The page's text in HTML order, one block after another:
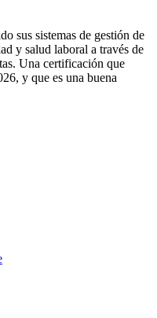
sus sistemas de gestión de
y salud laboral a través de
Una certificación que
y que es una buena